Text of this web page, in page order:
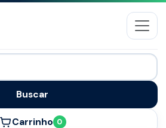
Buscar
Carrinho 0